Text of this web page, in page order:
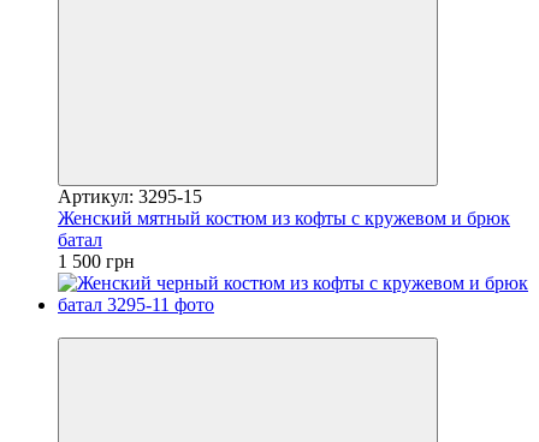
Артикул: 3295-15
Женский мятный костюм из кофты с кружевом и брюк
батал
1 500 грн